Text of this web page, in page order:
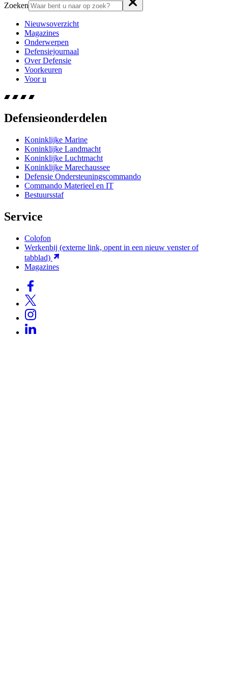
Zoeken
Nieuwsoverzicht
Magazines
Onderwerpen
Defensiejournaal
Over Defensie
Voorkeuren
Voor u
Defensieonderdelen
Koninklijke Marine
Koninklijke Landmacht
Koninklijke Luchtmacht
Koninklijke Marechaussee
Defensie Ondersteuningscommando
Commando Materieel en IT
Bestuursstaf
Service
Colofon
Werkenbij (externe link, opent in een nieuw venster of
tabblad)
Magazines